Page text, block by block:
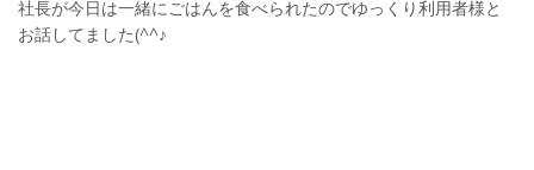
社長が今日は一緒にごはんを食べられたのでゆっくり利用者様と
お話してました(^^♪